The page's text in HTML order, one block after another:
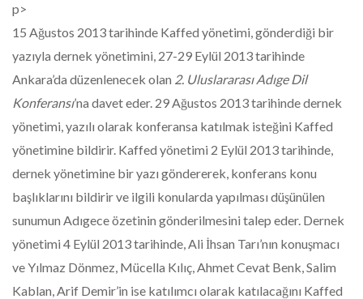
p>
15 Ağustos 2013 tarihinde Kaffed yönetimi, gönderdiği bir
yazıyla dernek yönetimini, 27-29 Eylül 2013 tarihinde
Ankara’da düzenlenecek olan 2. Uluslararası Adıge Dil
Konferansı’na davet eder. 29 Ağustos 2013 tarihinde dernek
yönetimi, yazılı olarak konferansa katılmak isteğini Kaffed
yönetimine bildirir. Kaffed yönetimi 2 Eylül 2013 tarihinde,
dernek yönetimine bir yazı göndererek, konferans konu
başlıklarını bildirir ve ilgili konularda yapılması düşünülen
sunumun Adıgece özetinin gönderilmesini talep eder. Dernek
yönetimi 4 Eylül 2013 tarihinde, Ali İhsan Tarı’nın konuşmacı
ve Yılmaz Dönmez, Mücella Kılıç, Ahmet Cevat Benk, Salim
Kablan, Arif Demir’in ise katılımcı olarak katılacağını Kaffed